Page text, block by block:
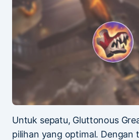
Untuk sepatu, Gluttonous
pilihan yang optimal. Dengan